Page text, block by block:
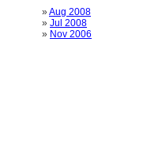
»Aug 2008
» Jul 2008
» Nov 2006